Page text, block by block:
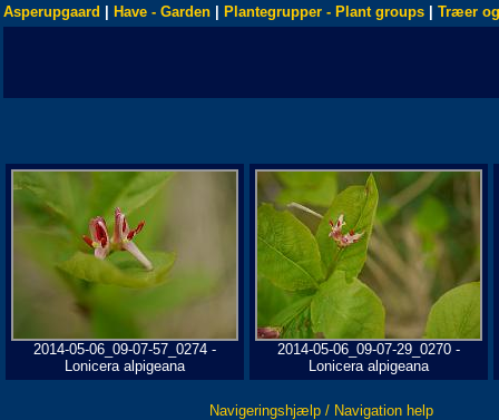
Asperupgaard Have - Garden Plantegrupper - Plant groups Træer
2014-05-06_09-07-57_0274 -
Lonicera alpigeana
2014-05-06_09-07-29_0270 -
Lonicera alpigeana
Navigeringshjælp / Navigation help